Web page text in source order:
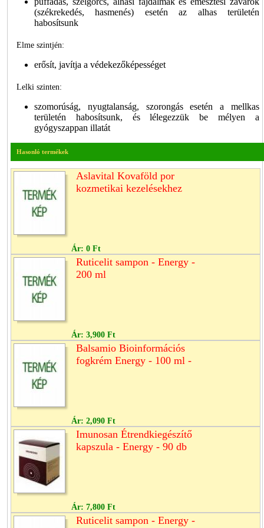
(székrekedés, hasmenés) esetén az alhas területén
habosítsunk
Elme szintjén:
erősít, javítja a védekezőképességet
Lelki szinten:
szomorúság, nyugtalanság, szorongás esetén a mellkas
területén habosítsunk, és lélegezzük be mélyen a
gyógyszappan illatát
Hasonló termékek
Aslavital Kovaföld por
kozmetikai kezelésekhez
Ár: 0 Ft
Ruticelit sampon - Energy -
200 ml
Ár: 3,900 Ft
Balsamio Bioinformációs
fogkrém Energy - 100 ml -
Ár: 2,090 Ft
Imunosan Étrendkiegészítő
kapszula - Energy - 90 db
Ár: 7,800 Ft
Ruticelit sampon - Energy -